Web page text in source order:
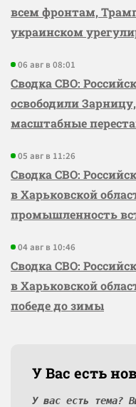
всем фронтам,
украинском
06 авг в 08:01
Сводка СВО:
освободили
масштабные
05 авг в 11:26
Сводка СВО:
в Харьковской
промышленность
04 авг в 10:46
Сводка СВО:
в Харьковской
победе до зимы
У Вас есть
У вас есть тема?